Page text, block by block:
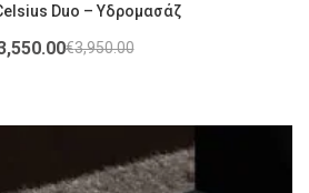
Duo – Υδρομασάζ
€3,950.00